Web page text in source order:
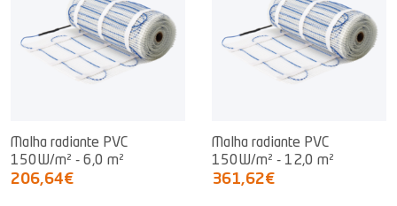
Malha radiante PVC
150W/m² - 6,0 m²
206,64€
Malha radiante PVC
150W/m² - 12,0 m²
361,62€